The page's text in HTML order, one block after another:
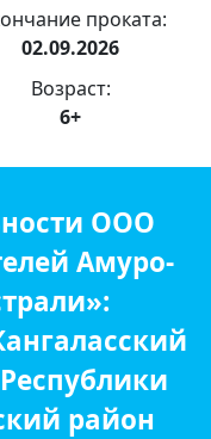
проката:
02.09.2026
Возраст:
6+
ООО
Амуро-
район